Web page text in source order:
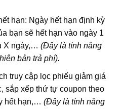
hạn: Ngày hết hạn định kỳ
bạn sẽ hết hạn vào ngày 1
X ngày,… (Đây là tính năng
bản trả phí).
truy cập lọc phiếu giảm giá
sắp xếp thứ tự coupon theo
hết hạn,… (Đây là tính năng